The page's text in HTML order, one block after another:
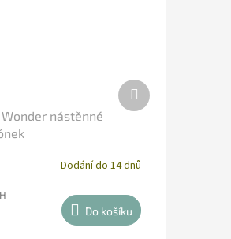
nástěnné
Dodání do 14 dnů
Do košíku
Další
produkt